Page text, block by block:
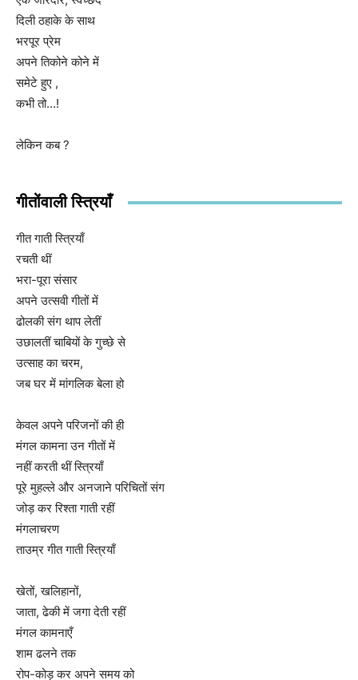
दिली ठहाके के साथ
भरपूर प्रेम
अपने तिकोने कोने में
समेटे हुए ,
कभी तो…!
लेकिन कब ?
गीतोंवाली स्त्रियाँ
गीत गाती स्त्रियाँ
रचती थीं
भरा-पूरा संसार
अपने उत्सवी गीतों में
ढोलकी संग थाप लेतीं
उछालतीं चाबियों के गुच्छे से
उत्साह का चरम,
जब घर में मांगलिक बेला हो
केवल अपने परिजनों की ही
मंगल कामना उन गीतों में
नहीं करती थीं स्त्रियाँ
पूरे मुहल्ले और अनजाने परिचितों संग
जोड़ कर रिश्ता गाती रहीं
मंगलाचरण
ताउम्र गीत गाती स्त्रियाँ
खेतों, खलिहानों,
जाता, ढेकी में जगा देती रहीं
मंगल कामनाएँ
शाम ढलने तक
रोप-कोड़ कर अपने समय को